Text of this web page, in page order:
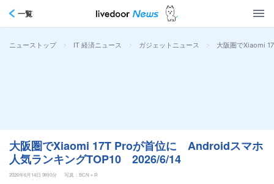
一覧
ニューストップ > IT 経済ニュース > ガジェットニュース > 大阪圏でXiaomi
大阪圏でXiaomi 17T Proが首位に Androidスマホ
人気ランキングTOP10 2026/6/14
2026年6月14日 9時0分 写真：BCN＋R